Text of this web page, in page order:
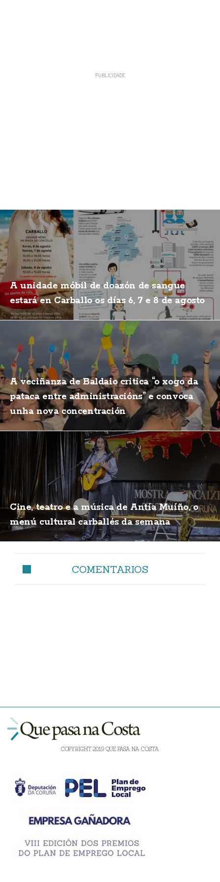
A unidade móbil de doazón de sangue
estará en Carballo os días 6, 7 e 8 de agosto
A veciñanza de Baldaio critica “o xogo da
pataca entre administracións” e convoca
unha nova concentración
Cine, teatro e a música de Antía Muíño, o
menú cultural carballés da semana
COMENTARIOS
COPYRIGHT 2019 QUE PASA NA COSTA